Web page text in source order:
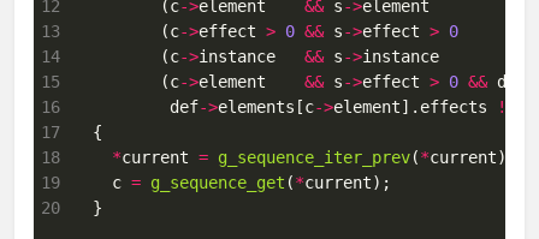
12
         (c
->element && s->element         )
13
         (c
->effect > 0 && s->effect > 0
      )
14
         (c
->instance && s->instance        )
15
         (c
->element && s->effect > 0 && def
16
          def
->elements[c->element].effects !=
17
18
*current = g_sequence_iter_prev(*
19
    c
= g_sequence_get (*
20
  }